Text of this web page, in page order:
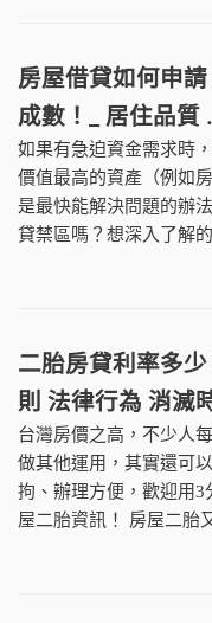
房屋借貸如何申
成數！_ 居住品質
如果有急迫資金需求時
價值最高的資產（例如
是最快能解決問題的辦
貸禁區嗎？想深入了解
二胎房貸利率多
則 法律行為 消滅
台灣房價之高，不少人
做其他運用，其實還可
拘、辦理方便，歡迎用
屋二胎資訊！ 房屋二胎